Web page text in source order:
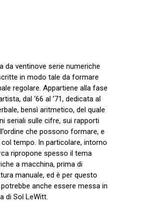
da ventinove serie numeriche
in modo tale da formare
regolare. Appartiene alla fase
dal ‘66 al ’71, dedicata al
bensì aritmetico, del quale
seriali sulle cifre, sui rapporti
che possono formare, e
tempo. In particolare, intorno
ripropone spesso il tema
a macchina, prima di
manuale, ed è per questo
anche essere messa in
di Sol LeWitt.